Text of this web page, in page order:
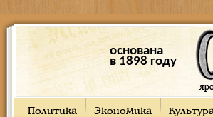
основана
в 1898 году
Политика Экономика